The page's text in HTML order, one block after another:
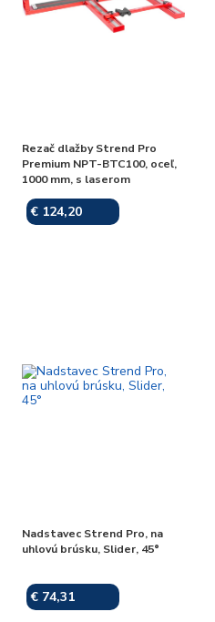
Rezač dlažby Strend Pro
Premium NPT-BTC100, oceľ,
1000 mm, s laserom
€ 124,20
Nadstavec Strend Pro, na
uhlovú brúsku, Slider, 45°
€ 74,31